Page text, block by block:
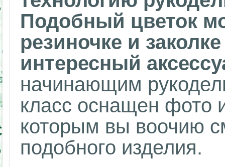
Подобный цветок
резиночке и
интересный
начинающим
класс оснащен фото
которым вы воочию
подобного изделия.